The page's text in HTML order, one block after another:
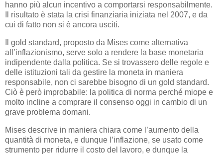
hanno più alcun incentivo a comportarsi responsabilmente.
Il risultato è stata la crisi finanziaria iniziata nel 2007, e da
cui di fatto non si è ancora usciti.
Il gold standard, proposto da Mises come alternativa
all’inflazionismo, serve solo a rendere la base monetaria
indipendente dalla politica. Se si trovassero delle regole e
delle istituzioni tali da gestire la moneta in maniera
responsabile, non ci sarebbe bisogno di un gold standard.
Ciò è però improbabile: la politica di norma perché miope e
molto incline a comprare il consenso oggi in cambio di un
grave problema domani.
Mises descrive in maniera chiara come l’aumento della
quantità di moneta, e dunque l’inflazione, se usato come
strumento per ridurre il costo del lavoro, e dunque la